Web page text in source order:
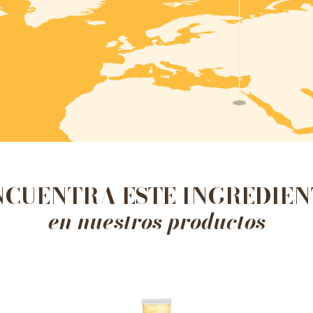
ESTE
en nuestros productos